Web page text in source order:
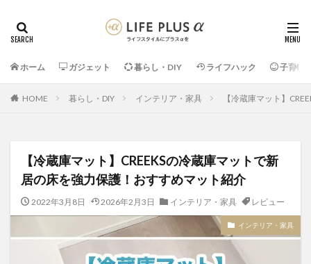
ホーム ガジェット 暮らし・DIY ライフハック 子育て
HOME 暮らし・DIY インテリア・家具 【冷蔵庫マット】
【冷蔵庫マット】CREEKSの冷蔵庫マットで新
居の床を強力保護！おすすめマット紹介
2022年3月8日 2026年2月3日 インテリア・家具 レビュー
インテリア・家具